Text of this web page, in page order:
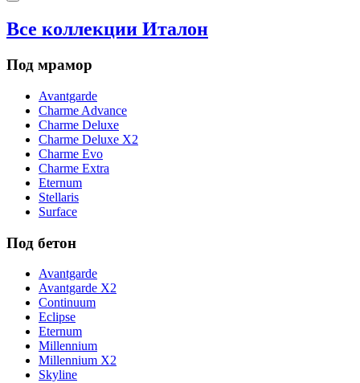
Все коллекции Италон
Под мрамор
Avantgarde
Charme Advance
Charme Deluxe
Charme Deluxe X2
Charme Evo
Charme Extra
Eternum
Stellaris
Surface
Под бетон
Avantgarde
Avantgarde X2
Continuum
Eclipse
Eternum
Millennium
Millennium X2
Skyline